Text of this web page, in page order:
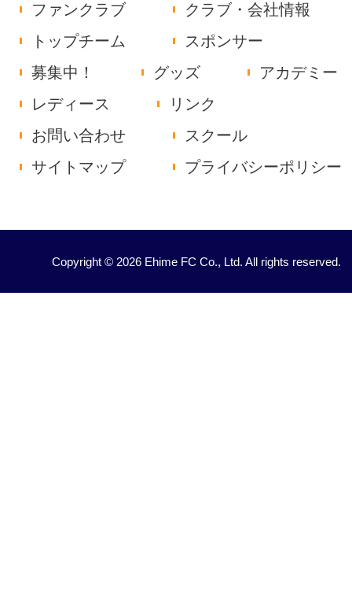
ファンクラブ
クラブ・会社情報
トップチーム
スポンサー
募集中！
グッズ
アカデミー
レディース
リンク
お問い合わせ
スクール
サイトマップ
プライバシーポリシー
Copyright © 2026 Ehime FC Co., Ltd. All rights reserved.